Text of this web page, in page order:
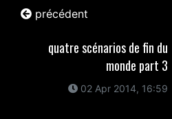
précédent
quatre scénarios de fin du
monde part 3
02 Apr 2014, 16:59